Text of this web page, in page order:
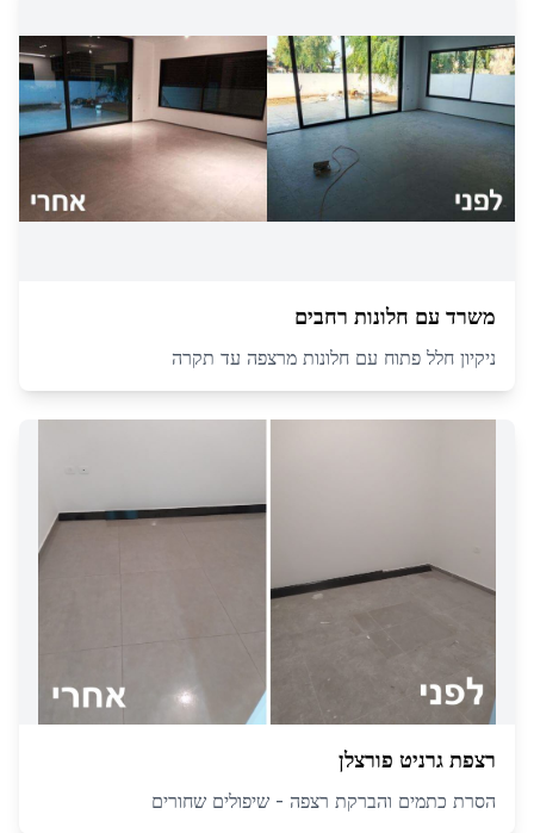
משרד עם חלונות רחבים
ניקיון חלל פתוח עם חלונות מרצפה עד תקרה
רצפת גרניט פורצלן
הסרת כתמים והברקת רצפה - שיפולים שחורים